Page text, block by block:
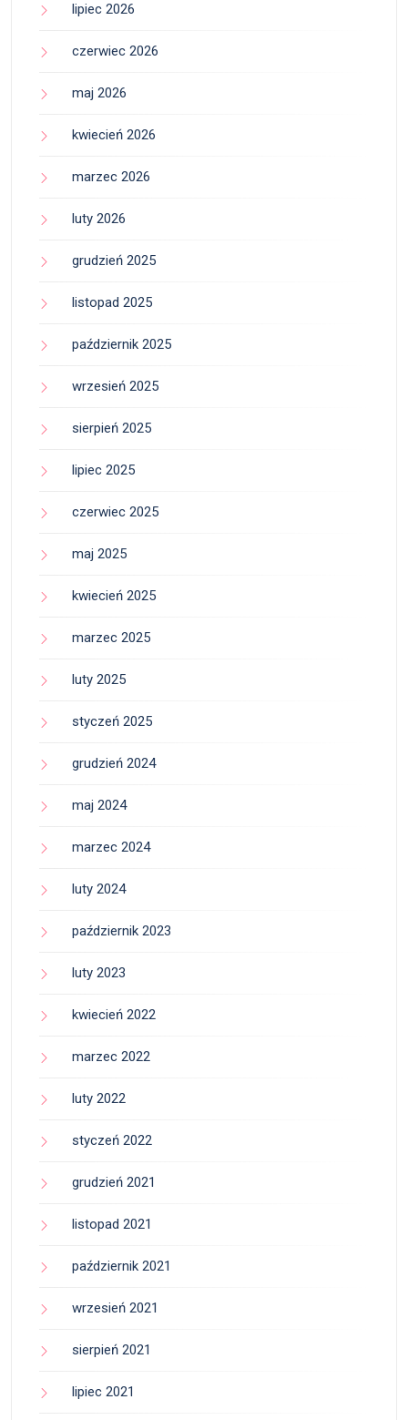
lipiec 2026
czerwiec 2026
maj 2026
kwiecień 2026
marzec 2026
luty 2026
grudzień 2025
listopad 2025
październik 2025
wrzesień 2025
sierpień 2025
lipiec 2025
czerwiec 2025
maj 2025
kwiecień 2025
marzec 2025
luty 2025
styczeń 2025
grudzień 2024
maj 2024
marzec 2024
luty 2024
październik 2023
luty 2023
kwiecień 2022
marzec 2022
luty 2022
styczeń 2022
grudzień 2021
listopad 2021
październik 2021
wrzesień 2021
sierpień 2021
lipiec 2021